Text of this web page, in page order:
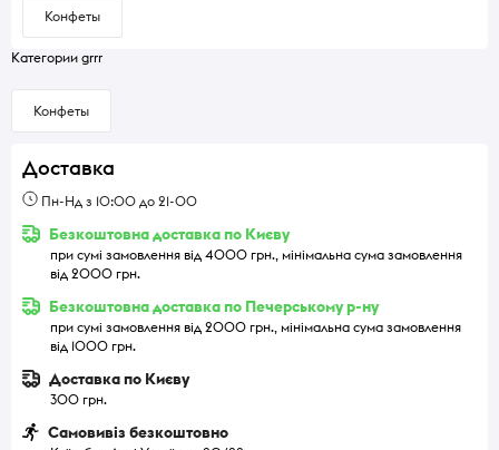
Конфеты
Категории grrr
Конфеты
Доставка
Пн-Нд з 10:00 до 21-00
Безкоштовна доставка по Києву
при сумі замовлення від 4000 грн., мінімальна сума замовлення
від 2000 грн.
Безкоштовна доставка по Печерському р-ну
при сумі замовлення від 2000 грн., мінімальна сума замовлення
від 1000 грн.
Доставка по Києву
300 грн.
Самовивіз безкоштовно